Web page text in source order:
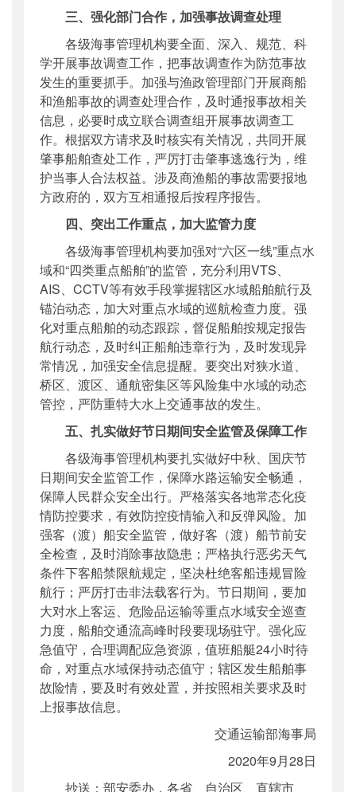
三、强化部门合作，加强事故调查处理
各级海事管理机构要全面、深入、规范、科
学开展事故调查工作，把事故调查作为防范事故
发生的重要抓手。加强与渔政管理部门开展商船
和渔船事故的调查处理合作，及时通报事故相关
信息，必要时成立联合调查组开展事故调查工
作。根据双方请求及时核实有关情况，共同开展
肇事船舶查处工作，严厉打击肇事逃逸行为，维
护当事人合法权益。涉及商渔船的事故需要报地
方政府的，双方互相通报后按程序报告。
四、突出工作重点，加大监管力度
各级海事管理机构要加强对“六区一线”重点水
域和“四类重点船舶”的监管，充分利用VTS、
AIS、CCTV等有效手段掌握辖区水域船舶航行及
锚泊动态，加大对重点水域的巡航检查力度。强
化对重点船舶的动态跟踪，督促船舶按规定报告
航行动态，及时纠正船舶违章行为，及时发现异
常情况，加强安全信息提醒。要突出对狭水道、
桥区、渡区、通航密集区等风险集中水域的动态
管控，严防重特大水上交通事故的发生。
五、扎实做好节日期间安全监管及保障工作
各级海事管理机构要扎实做好中秋、国庆节
日期间安全监管工作，保障水路运输安全畅通，
保障人民群众安全出行。严格落实各地常态化疫
情防控要求，有效防控疫情输入和反弹风险。加
强客（渡）船安全监管，做好客（渡）船节前安
全检查，及时消除事故隐患；严格执行恶劣天气
条件下客船禁限航规定，坚决杜绝客船违规冒险
航行；严厉打击非法载客行为。节日期间，要加
大对水上客运、危险品运输等重点水域安全巡查
力度，船舶交通流高峰时段要现场驻守。强化应
急值守，合理调配应急资源，值班船艇24小时待
命，对重点水域保持动态值守；辖区发生船舶事
故险情，要及时有效处置，并按照相关要求及时
上报事故信息。
交通运输部海事局
2020年9月28日
抄送：部安委办，各省、自治区、直辖市、